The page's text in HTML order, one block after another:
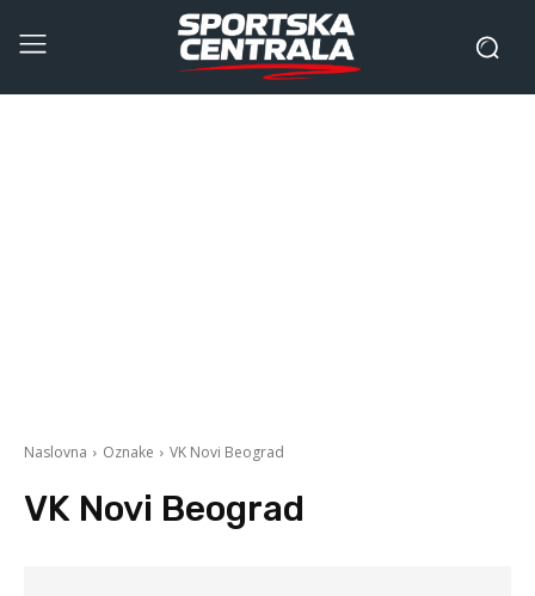
Naslovna Oznake VK Novi Beograd
VK Novi Beograd